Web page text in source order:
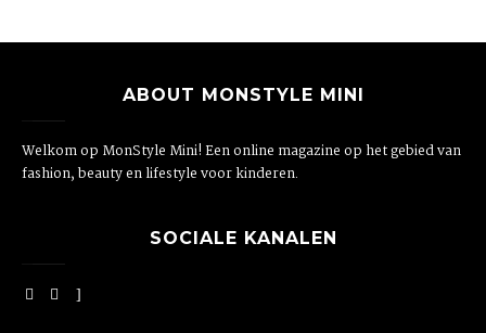
ABOUT MONSTYLE MINI
Welkom op MonStyle Mini! Een online magazine op het gebied van
fashion, beauty en lifestyle voor kinderen.
SOCIALE KANALEN